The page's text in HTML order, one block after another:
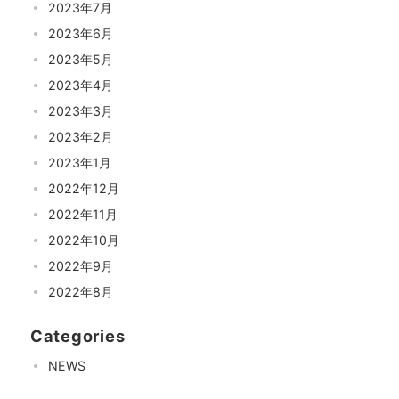
2023年7月
2023年6月
2023年5月
2023年4月
2023年3月
2023年2月
2023年1月
2022年12月
2022年11月
2022年10月
2022年9月
2022年8月
Categories
NEWS